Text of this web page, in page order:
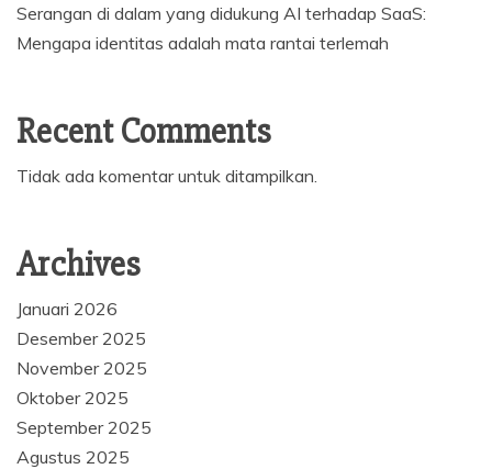
Serangan di dalam yang didukung AI terhadap SaaS:
Mengapa identitas adalah mata rantai terlemah
Recent Comments
Tidak ada komentar untuk ditampilkan.
Archives
Januari 2026
Desember 2025
November 2025
Oktober 2025
September 2025
Agustus 2025